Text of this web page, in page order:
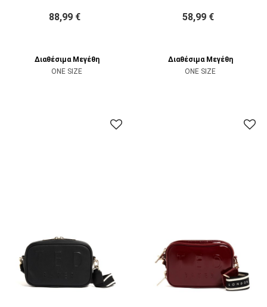
88,99 €
Διαθέσιμα Μεγέθη
ONE SIZE
58,99 €
Διαθέσιμα Μεγέθη
ONE SIZE